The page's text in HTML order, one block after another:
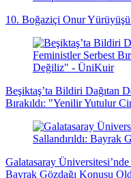
10. Boğaziçi Onur
Beşiktaş’ta Bildiri Dağıtan
Bırakıldı: "Yenilir Yutulur
Galatasaray
Bayrak Gözdağı Konusu